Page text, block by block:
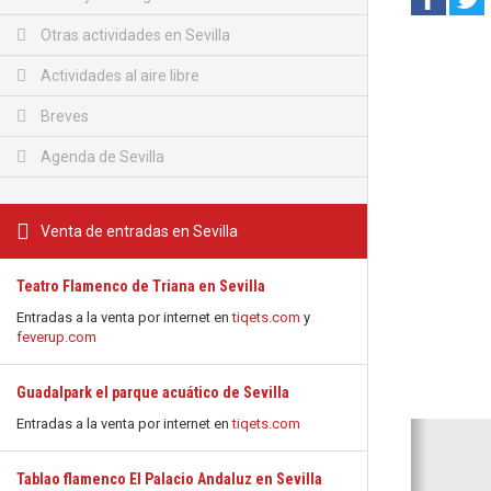
Otras actividades en Sevilla
Actividades al aire libre
Breves
Agenda de Sevilla
Venta de entradas en Sevilla
Teatro Flamenco de Triana en Sevilla
Entradas a la venta por internet entiqets.com y
feverup.com
Guadalpark el parque acuático de Sevilla
Entradas a la venta por internet entiqets.com
Tablao flamenco El Palacio Andaluz en Sevilla